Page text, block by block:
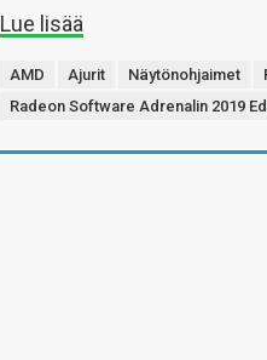
Lue lisää
AMD Ajurit Näytönohjaimet
Radeon Software Adrenalin 2019